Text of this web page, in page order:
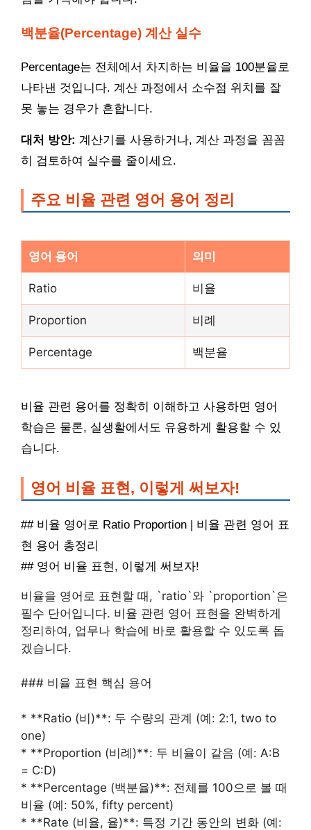
백분율(Percentage) 계산 실수
Percentage는 전체에서 차지하는 비율을 100분율로
나타낸 것입니다. 계산 과정에서 소수점 위치를 잘
못 놓는 경우가 흔합니다.
대처 방안: 계산기를 사용하거나, 계산 과정을 꼼꼼
히 검토하여 실수를 줄이세요.
주요 비율 관련 영어 용어 정리
영어 용어 의미
Ratio 비율
Proportion 비례
Percentage 백분율
비율 관련 용어를 정확히 이해하고 사용하면 영어
학습은 물론, 실생활에서도 유용하게 활용할 수 있
습니다.
영어 비율 표현, 이렇게 써보자!
## 비율 영어로 Ratio Proportion | 비율 관련 영어 표
현 용어 총정리
## 영어 비율 표현, 이렇게 써보자!
비율을 영어로 표현할 때, `ratio`와 `proportion`은
필수 단어입니다. 비율 관련 영어 표현을 완벽하게
정리하여, 업무나 학습에 바로 활용할 수 있도록 돕
겠습니다.
### 비율 표현 핵심 용어
* **Ratio (비)**: 두 수량의 관계 (예: 2:1, two to
one)
* **Proportion (비례)**: 두 비율이 같음 (예: A:B
= C:D)
* **Percentage (백분율)**: 전체를 100으로 볼 때
비율 (예: 50%, fifty percent)
* **Rate (비율, 율)**: 특정 기간 동안의 변화 (예: